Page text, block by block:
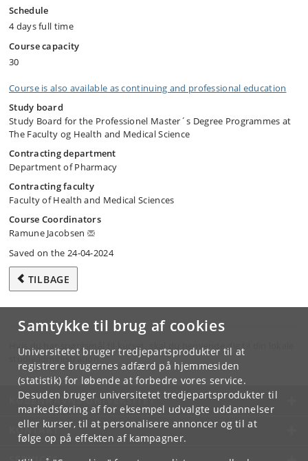
Samtykke til brug af cookies
Universitetet bruger tredjepartsprodukter til at
registrere brugernes adfærd på hjemmesiden
(statistik) for løbende at forbedre vores service.
Desuden bruger universitetet tredjepartsprodukter til
markedsføring af for eksempel udvalgte uddannelser
eller kurser, til at personalisere annoncer og til at
følge op på effekten af kampagner.
Schedule
4 days full time
Course capacity
30
Course is also available as continuing and professional education
Study board
Study Board for the Professionel Master´s Degree Programmes at
The Faculty og Health and Medical Science
Contracting department
Department of Pharmacy
Contracting faculty
Faculty of Health and Medical Sciences
Course Coordinators
Ramune Jacobsen
Saved on the 24-04-2024
TILBAGE
Hvis du har spørgsmål til kurset, skal du henvende dig til din lokale
studieadministration.
KØBENHAVNS UNIVERSITET
KONTAKT